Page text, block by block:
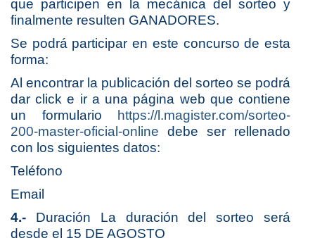
que participen en la mecánica del sorteo y
finalmente resulten GANADORES.
Se podrá participar en este concurso de esta
forma:
Al encontrar la publicación del sorteo se podrá
dar click e ir a una página web que contiene
un formulario
https://l.magister.com/sorteo-
200-master-oficial-online debe ser rellenado
con los siguientes datos:
Teléfono
Email
4.- Duración La duración del sorteo será
desde el 15 DE AGOSTO